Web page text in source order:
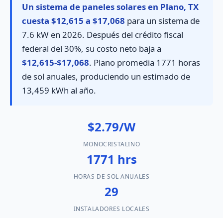
Un sistema de paneles solares en Plano, TX
cuesta $12,615 a $17,068 para un sistema de
7.6 kW en 2026. Después del crédito fiscal
federal del 30%, su costo neto baja a
$12,615-$17,068. Plano promedia 1771 horas
de sol anuales, produciendo un estimado de
13,459 kWh al año.
$2.79/W
MONOCRISTALINO
1771 hrs
HORAS DE SOL ANUALES
29
INSTALADORES LOCALES